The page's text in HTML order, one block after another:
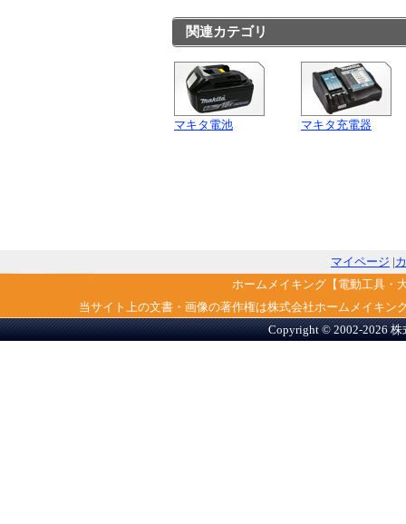
関連カテゴリ
マキタ電池 マキタ充電器
マイページ |
ホームメイキング【電動工具・
当サイト上の文書・画像の著作権は株式会社ホームメイキ
Copyright © 2002-2026